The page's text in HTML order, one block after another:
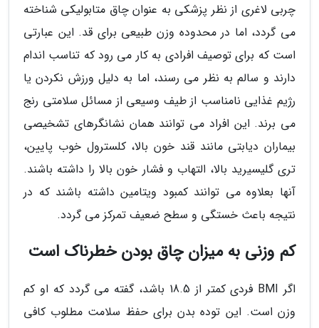
چربی لاغری از نظر پزشکی به عنوان چاق متابولیکی شناخته
می گردد، اما در محدوده وزن طبیعی برای قد. این عبارتی
است که برای توصیف افرادی به کار می رود که تناسب اندام
دارند و سالم به نظر می رسند، اما به دلیل ورزش نکردن یا
رژیم غذایی نامناسب از طیف وسیعی از مسائل سلامتی رنج
می برند. این افراد می توانند همان نشانگرهای تشخیصی
بیماران دیابتی مانند قند خون بالا، کلسترول خوب پایین،
تری گلیسیرید بالا، التهاب و فشار خون بالا را داشته باشند.
آنها بعلاوه می توانند کمبود ویتامین داشته باشند که در
نتیجه باعث خستگی و سطح ضعیف تمرکز می گردد.
کم وزنی به میزان چاق بودن خطرناک است
اگر BMI فردی کمتر از 18.5 باشد، گفته می گردد که او کم
وزن است. این توده بدن برای حفظ سلامت مطلوب کافی